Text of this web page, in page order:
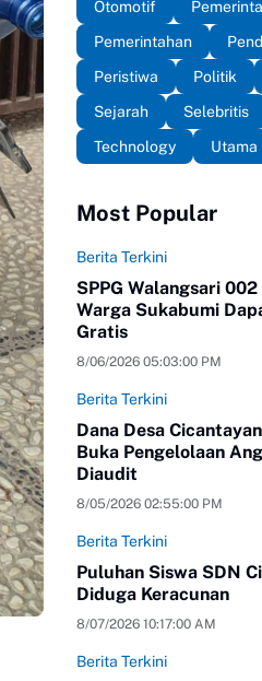
Otomotif
Pemerintahan
Peristiwa
Politik
Sejarah
Selebritis
Technology
Utama
Most Popular
Berita Terkini
SPPG Walangsari
Warga Sukabumi
Gratis
8/06/2026 05:03:00 PM
Berita Terkini
Dana Desa
Buka Pengelolaan
Diaudit
8/05/2026 02:55:00 PM
Berita Terkini
Puluhan Siswa SDN
Diduga Keracunan
8/07/2026 10:17:00 AM
Berita Terkini